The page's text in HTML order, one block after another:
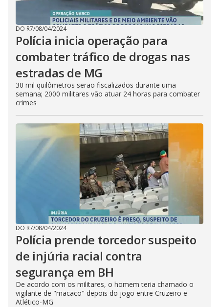
DO R7/08/04/2024
Polícia inicia operação para
combater tráfico de drogas nas
estradas de MG
30 mil quilômetros serão fiscalizados durante uma
semana; 2000 militares vão atuar 24 horas para combater
crimes
DO R7/08/04/2024
Polícia prende torcedor suspeito
de injúria racial contra
segurança em BH
De acordo com os militares, o homem teria chamado o
vigilante de "macaco" depois do jogo entre Cruzeiro e
Atlético-MG